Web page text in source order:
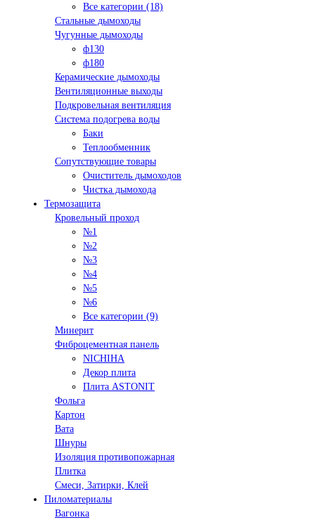
Все категории (18)
Стальные дымоходы
Чугунные дымоходы
ф130
ф180
Керамические дымоходы
Вентиляционные выходы
Подкровельная вентиляция
Система подогрева воды
Баки
Теплообменник
Сопутствующие товары
Очиститель дымоходов
Чистка дымохода
Термозащита
Кровельный проход
№1
№2
№3
№4
№5
№6
Все категории (9)
Минерит
Фиброцементная панель
NICHIHA
Декор плита
Плита ASTONIT
Фольга
Картон
Вата
Шнуры
Изоляция противопожарная
Плитка
Смеси, Затирки, Клей
Пиломатериалы
Вагонка